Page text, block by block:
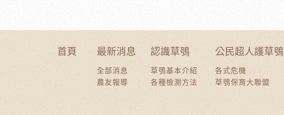
首頁 最新消息
全部消息
農友報導
認識草鴞
草鴞基本介紹
各種檢測方法
公民超人護草鴞
各式危機
草鴞保育大聯盟